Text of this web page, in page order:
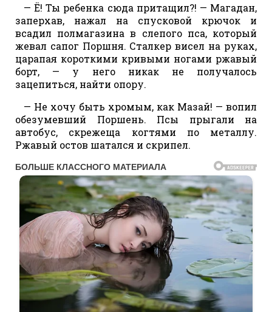
— Ё! Ты ребенка сюда притащил?! — Магадан,
заперхав, нажал на спусковой крючок и
всадил полмагазина в слепого пса, который
жевал сапог Поршня. Сталкер висел на руках,
царапая короткими кривыми ногами ржавый
борт, — у него никак не получалось
зацепиться, найти опору.
— Не хочу быть хромым, как Мазай! — вопил
обезумевший Поршень. Псы прыгали на
автобус, скрежеща когтями по металлу.
Ржавый остов шатался и скрипел.